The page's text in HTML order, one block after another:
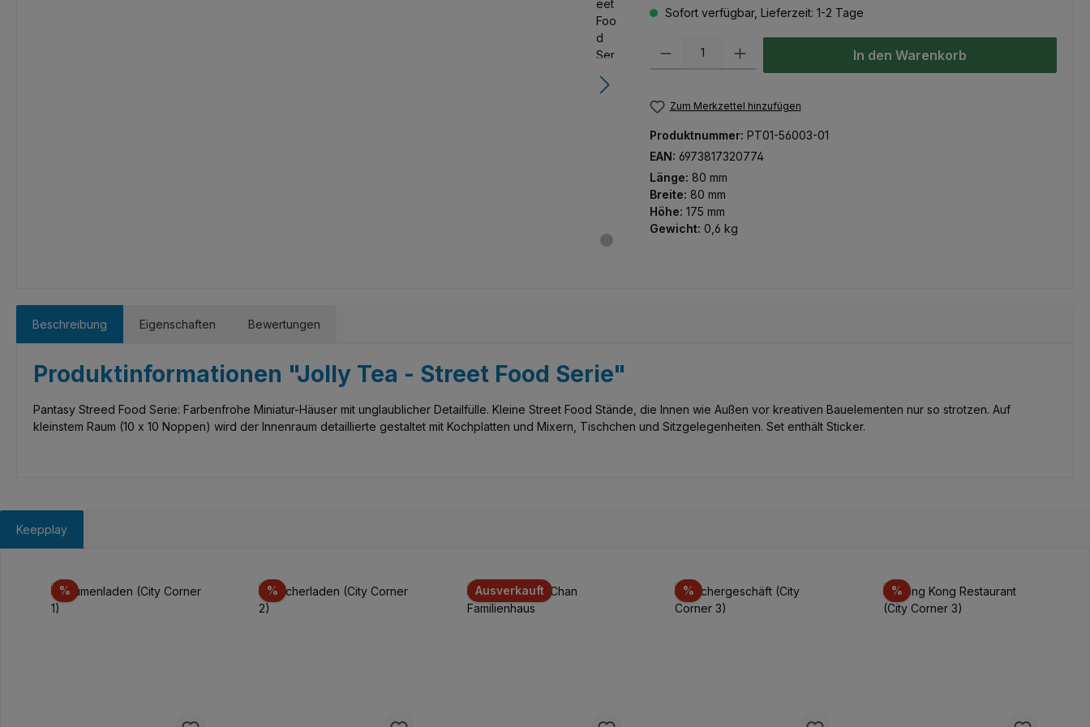
Sofort verfügbar, Lieferzeit: 1-2 Tage
Produkt Anzahl: Gib den gewünschten Wert ein oder benutze die Schaltflächen
In den Warenkorb
Zum Merkzettel hinzufügen
Produktnummer: PT01-56003-01
EAN: 6973817320774
Länge: 80 mm
Breite: 80 mm
Höhe: 175 mm
Gewicht: 0,6 kg
Beschreibung Eigenschaften Bewertungen
Produktinformationen "Jolly Tea - Street Food Serie"
Pantasy Streed Food Serie: Farbenfrohe Miniatur-Häuser mit unglaublicher Detailfülle. Kleine Street Food Stände, die Innen wie Außen vor kreativen Bauelementen nur so strotzen. Auf
kleinstem Raum (10 x 10 Noppen) wird der Innenraum detaillierte gestaltet mit Kochplatten und Mixern, Tischchen und Sitzgelegenheiten. Set enthält Sticker.
Keepplay
% Rabatt % Rabatt Ausverkauft % Rabatt %Rabatt